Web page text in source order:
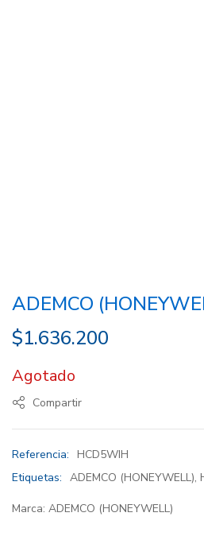
ADEMCO
$1.636.200
Agotado
Compartir
Referencia: HCD5WIH
Etiquetas: ADEMCO (HONEYWELL),
Marca: ADEMCO (HONEYWELL)